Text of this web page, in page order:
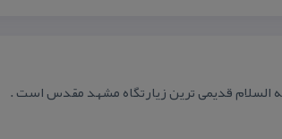
قدیمی ترین زیارتگاه مشهد مقدس است .